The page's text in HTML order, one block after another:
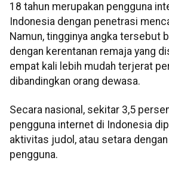
18 tahun merupakan pengguna
Indonesia dengan penetrasi
Namun, tingginya angka tersebut
dengan kerentanan remaja yang
empat kali lebih mudah terjerat
dibandingkan orang dewasa.
Secara nasional, sekitar 3,5
pengguna internet di Indonesia
aktivitas judol, atau setara
pengguna.